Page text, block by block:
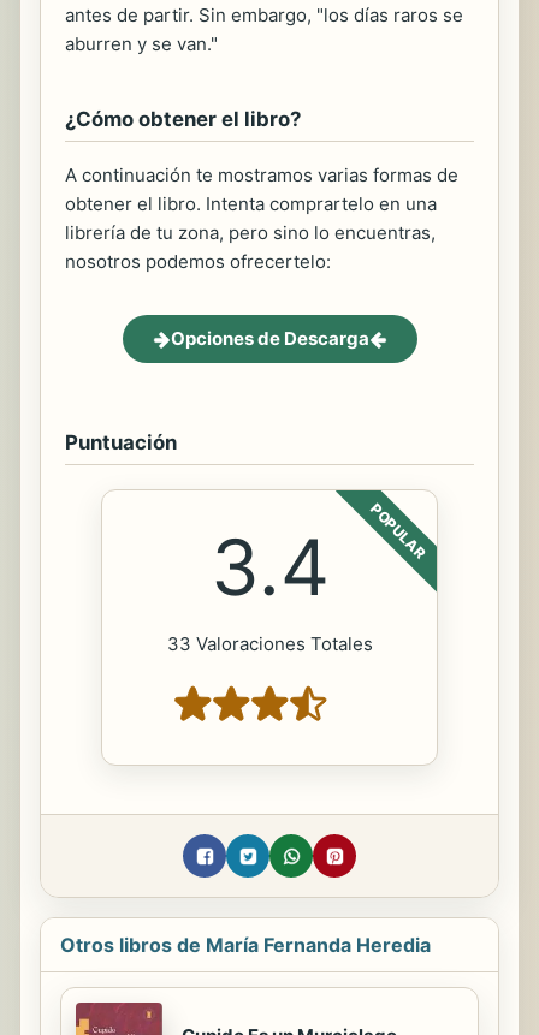
antes de partir. Sin embargo, "los días raros se
aburren y se van."
¿Cómo obtener el libro?
A continuación te mostramos varias formas de
obtener el libro. Intenta comprartelo en una
librería de tu zona, pero sino lo encuentras,
nosotros podemos ofrecertelo:
Opciones de Descarga
Puntuación
POPULAR
3.4
33 Valoraciones Totales
Otros libros de María Fernanda Heredia